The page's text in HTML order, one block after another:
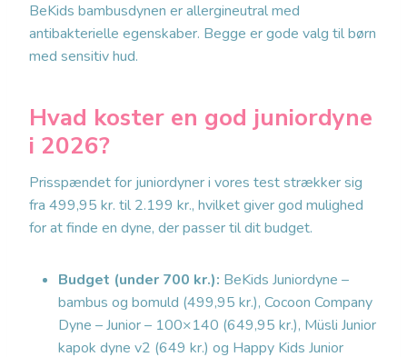
BeKids bambusdynen er allergineutral med
antibakterielle egenskaber. Begge er gode valg til børn
med sensitiv hud.
Hvad koster en god juniordyne
i 2026?
Prisspændet for juniordyner i vores test strækker sig
fra 499,95 kr. til 2.199 kr., hvilket giver god mulighed
for at finde en dyne, der passer til dit budget.
Budget (under 700 kr.): BeKids Juniordyne –
bambus og bomuld (499,95 kr.), Cocoon Company
Dyne – Junior – 100×140 (649,95 kr.), Müsli Junior
kapok dyne v2 (649 kr.) og Happy Kids Junior